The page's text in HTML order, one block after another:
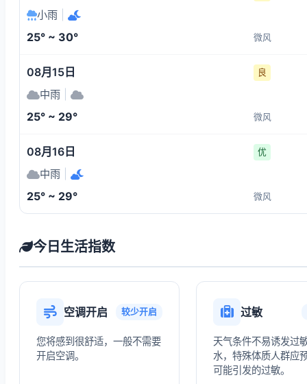
小雨
25° ~ 30° 微风
08月15日 良
中雨
25° ~ 29° 微风
08月16日 优
中雨
25° ~ 29° 微风
今日生活指数
空调开启 较少开启
您将感到很舒适，一般不需要
开启空调。
过敏
天气条件不易诱发过
水，特殊体质人群应
可能引发的过敏。